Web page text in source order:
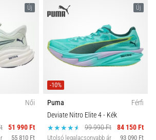
Új
Női
51 990 Ft
55 810 Ft
Új
-10%
Puma
Férfi
Deviate Nitro Elite 4- Kék
99 990 Ft
84 150 Ft
Utolsó legalacsonyabb ár 93 090 Ft